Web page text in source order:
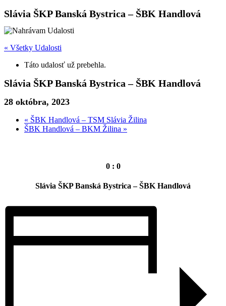
Slávia ŠKP Banská Bystrica – ŠBK Handlová
« Všetky Udalosti
Táto udalosť už prebehla.
Slávia ŠKP Banská Bystrica – ŠBK Handlová
28 októbra, 2023
« ŠBK Handlová – TSM Slávia Žilina
ŠBK Handlová – BKM Žilina »
0 : 0
Slávia ŠKP Banská Bystrica – ŠBK Handlová